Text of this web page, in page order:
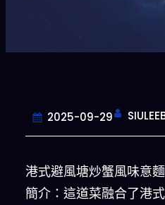
2025-09-29
港式避風塘炒蟹風味意麵
簡介：這道菜融合了港